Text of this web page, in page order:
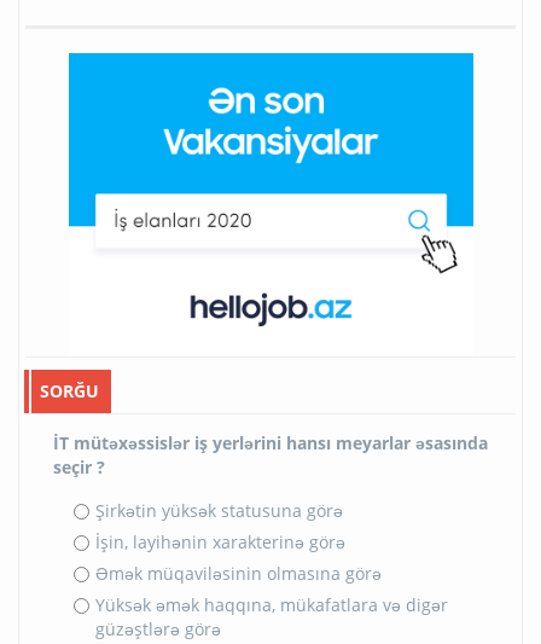
SORĞU
İT mütəxəssislər iş yerlərini hansı meyarlar əsasında
seçir ?
Şirkətin yüksək statusuna görə
İşin, layihənin xarakterinə görə
Əmək müqaviləsinin olmasına görə
Yüksək əmək haqqına, mükafatlara və digər
güzəştlərə görə